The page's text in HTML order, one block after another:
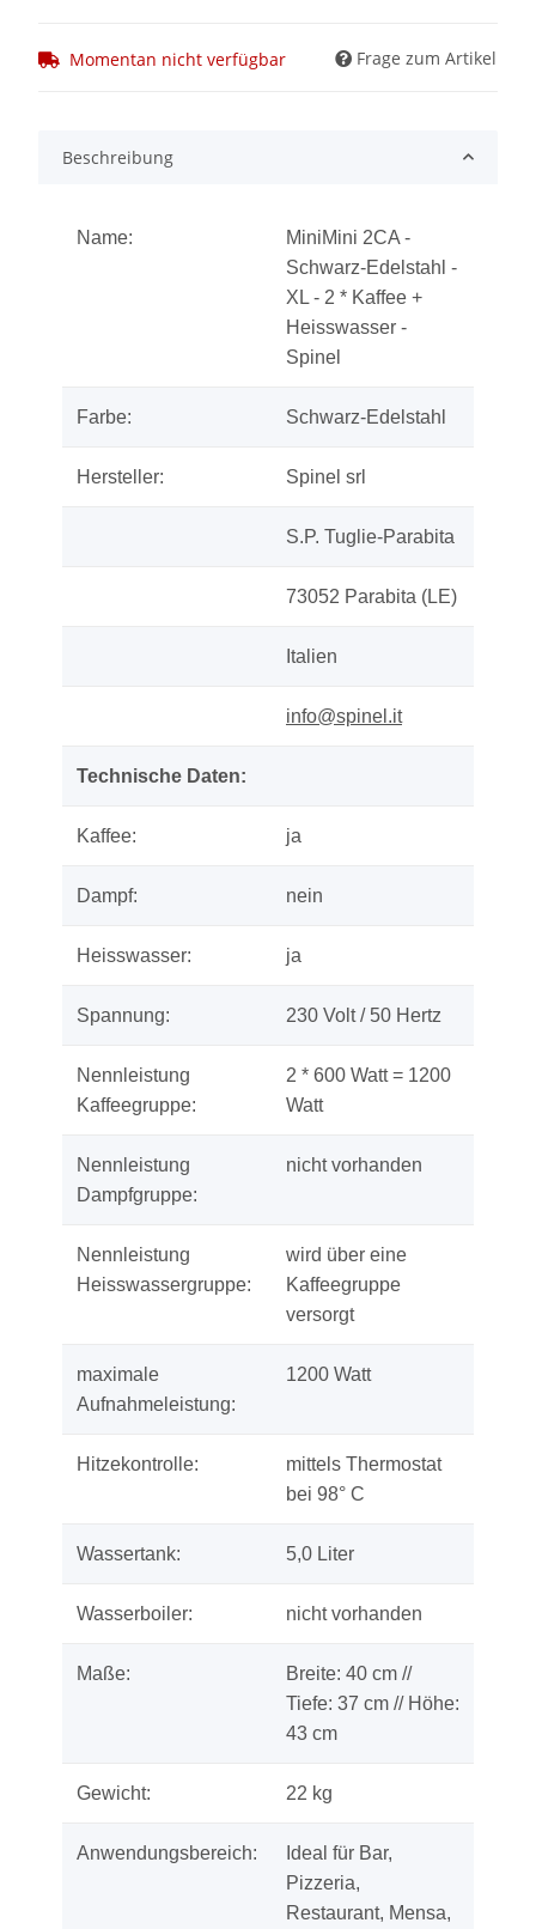
Momentan nicht verfügbar Frage zum Artikel
Beschreibung
Name:
MiniMini 2CA -
Schwarz-Edelstahl -
XL - 2 * Kaffee +
Heisswasser -
Spinel
Farbe: Schwarz-Edelstahl
Hersteller: Spinel srl
S.P. Tuglie-Parabita
73052 Parabita (LE)
Italien
info@spinel.it
Technische Daten:
Kaffee: ja
Dampf: nein
Heisswasser: ja
Spannung: 230 Volt / 50 Hertz
Nennleistung
Kaffeegruppe:
2 * 600 Watt = 1200
Watt
Nennleistung
Dampfgruppe:
nicht vorhanden
Nennleistung
Heisswassergruppe:
wird über eine
Kaffeegruppe
versorgt
maximale
Aufnahmeleistung:
1200 Watt
Hitzekontrolle:
mittels Thermostat
bei 98° C
Wassertank: 5,0 Liter
Wasserboiler: nicht vorhanden
Maße:
Breite: 40 cm //
Tiefe: 37 cm // Höhe:
43 cm
Gewicht: 22 kg
Anwendungsbereich:
Ideal für Bar,
Pizzeria,
Restaurant, Mensa,